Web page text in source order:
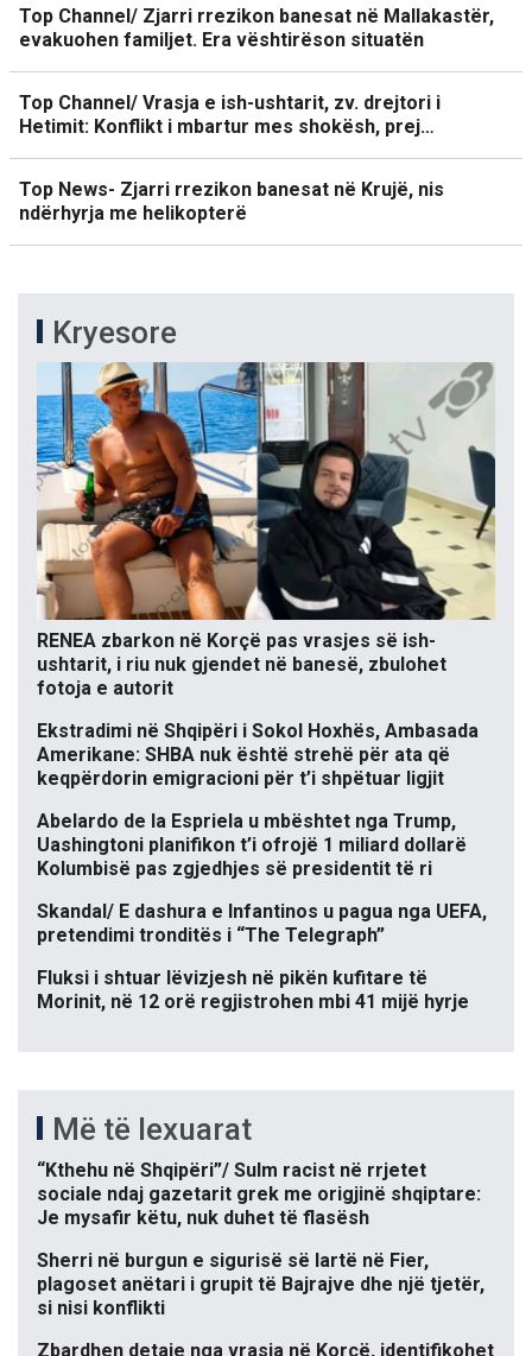
Top Channel/ Zjarri rrezikon banesat në Mallakastër,
evakuohen familjet. Era vështirëson situatën
Top Channel/ Vrasja e ish-ushtarit, zv. drejtori i
Hetimit: Konflikt i mbartur mes shokësh, prej…
Top News- Zjarri rrezikon banesat në Krujë, nis
ndërhyrja me helikopterë
Kryesore
RENEA zbarkon në Korçë pas vrasjes së ish-
ushtarit, i riu nuk gjendet në banesë, zbulohet
fotoja e autorit
Ekstradimi në Shqipëri i Sokol Hoxhës, Ambasada
Amerikane: SHBA nuk është strehë për ata që
keqpërdorin emigracioni për t’i shpëtuar ligjit
Abelardo de la Espriela u mbështet nga Trump,
Uashingtoni planifikon t’i ofrojë 1 miliard dollarë
Kolumbisë pas zgjedhjes së presidentit të ri
Skandal/ E dashura e Infantinos u pagua nga UEFA,
pretendimi tronditës i “The Telegraph”
Fluksi i shtuar lëvizjesh në pikën kufitare të
Morinit, në 12 orë regjistrohen mbi 41 mijë hyrje
Më të lexuarat
“Kthehu në Shqipëri”/ Sulm racist në rrjetet
sociale ndaj gazetarit grek me origjinë shqiptare:
Je mysafir këtu, nuk duhet të flasësh
Sherri në burgun e sigurisë së lartë në Fier,
plagoset anëtari i grupit të Bajrajve dhe një tjetër,
si nisi konflikti
Zbardhen detaje nga vrasja në Korçë, identifikohet